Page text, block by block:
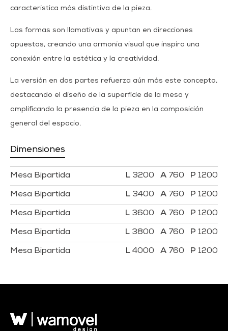
característica más distintiva de la pieza.
Las formas son llamativas y apuntan en direcciones
opuestas, creando una armonía visual que inspira una
conexión entre la estética y la creatividad.
La versión en dos partes refuerza aún más este concepto,
destacando el diseño de la superficie de la mesa y
amplificando la presencia de la pieza en la composición
general del espacio.
Dimensiones
Mesa Bipartida 3200 760 1200
Mesa Bipartida 3400 760 1200
Mesa Bipartida 3600 760 1200
Mesa Bipartida 3800 760 1200
Mesa Bipartida 4000 760 1200